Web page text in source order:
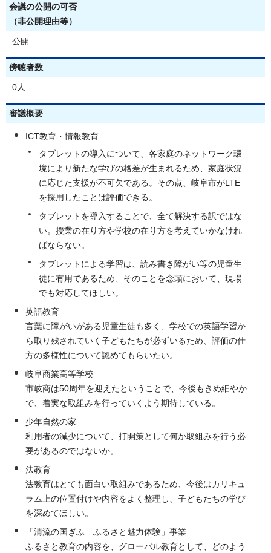
会議の公開の可否
（非公開理由等）
公開
傍聴者数
0人
審議概要
ICT教育・情報教育
タブレットの導入について、各家庭のネットワーク環
境により新たな学びの格差が生まれるため、家庭状況
に応じた支援が不可欠である。その点、岐阜市がLTE
を採用したことは評価できる。
タブレットを導入することで、全て解決する訳ではな
い。授業の在り方や学校の在り方を考えていかなけれ
ばならない。
タブレットによる学習は、読み書き障がい等の児童生
徒に有用であるため、そのことを念頭において、現場
でも対応してほしい。
英語教育
言葉に障がいがある児童生徒も多く、学校での英語学習か
ら取り残されていく子どもたちが必ずいるため、評価の仕
方の多様性について認めてもらいたい。
岐阜商業高等学校
市岐商は50周年を迎えたということで、今後もきめ細やか
で、着実な取組みを行っていくよう期待している。
少年自然の家
利用者の減少について、打開策として何か取組みを行う必
要があるのではないか。
法教育
法教育はとても面白い取組みであるため、今後はカリキュ
ラム上の位置付けや内容をよく整理し、子どもたちの学び
を深めてほしい。
「清流の国ぎふ ふるさと魅力体験」事業
ふるさと教育の内容を、グローバル教育として、どのよう